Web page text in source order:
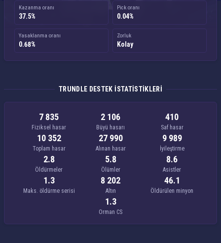
Kazanma oranı
37.5%
Pick oranı
0.04%
Yasaklanma oranı
0.68%
Zorluk
Kolay
TRUNDLE DESTEK ISTATISTIKLERI
7 835
Fiziksel hasar
2 106
Büyü hasarı
410
Saf hasar
10 352
Toplam hasar
27 990
Alınan hasar
9 989
İyileştirme
2.8
Öldürmeler
5.8
Ölümler
8.6
Asistler
1.3
Maks. öldürme serisi
8 202
Altın
46.1
Öldürülen minyon
1.3
Orman CS